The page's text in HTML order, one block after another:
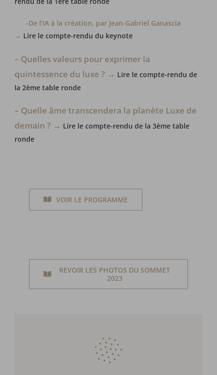
-De l’IA à la création, par Jean-Gabriel Ganascia
→ Lire le compte-rendu du keynote
– Quelles valeurs pour exprimer la
quintessence du luxe ? → Lire le compte-rendu de
la 2ème table ronde
– Quelle âme transcendera la planète Luxe de
demain ? → Lire le compte-rendu de la 3ème table
ronde
VOIR LE PROGRAMME
REVOIR LES PHOTOS DU SOMMET
2023